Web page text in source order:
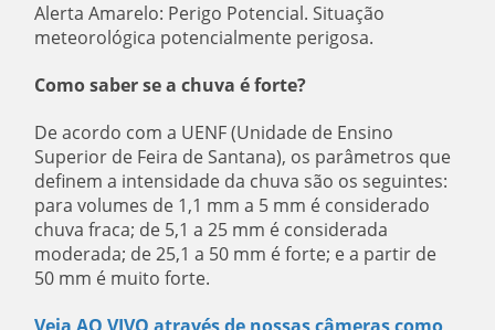
Alerta Amarelo: Perigo Potencial. Situação
meteorológica potencialmente perigosa.
Como saber se a chuva é forte?
De acordo com a UENF (Unidade de Ensino
Superior de Feira de Santana), os parâmetros que
definem a intensidade da chuva são os seguintes:
para volumes de 1,1 mm a 5 mm é considerado
chuva fraca; de 5,1 a 25 mm é considerada
moderada; de 25,1 a 50 mm é forte; e a partir de
50 mm é muito forte.